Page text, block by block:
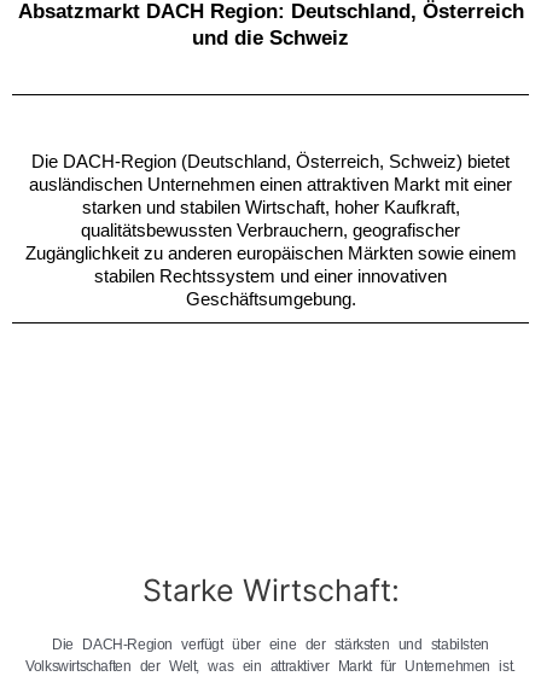
Absatzmarkt DACH Region: Deutschland, Österreich
und die Schweiz
Die DACH-Region (Deutschland, Österreich, Schweiz) bietet
ausländischen Unternehmen einen attraktiven Markt mit einer
starken und stabilen Wirtschaft, hoher Kaufkraft,
qualitätsbewussten Verbrauchern, geografischer
Zugänglichkeit zu anderen europäischen Märkten sowie einem
stabilen Rechtssystem und einer innovativen
Geschäftsumgebung.
Starke Wirtschaft:
Die DACH-Region verfügt über eine der stärksten und stabilsten
Volkswirtschaften der Welt, was ein attraktiver Markt für Unternehmen ist.